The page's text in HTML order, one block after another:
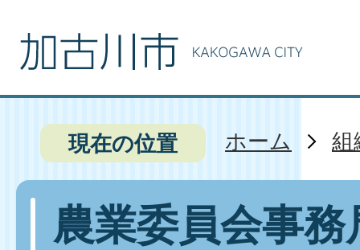
現在の位置 ホーム 組
農業委員会事